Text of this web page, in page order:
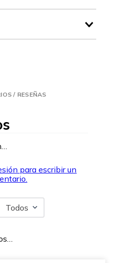
/ RESEÑAS
para escribir un
Todos